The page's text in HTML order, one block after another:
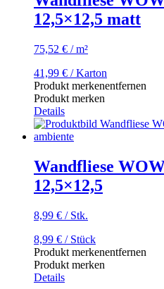
12,5×12,5 matt
75,52 € /m²
41,99 € / Karton
Produkt merkenentfernen
Produkt merken
Details
Wandfliese
12,5×12,5
8,99 € / Stk.
8,99 € / Stück
Produkt merkenentfernen
Produkt merken
Details